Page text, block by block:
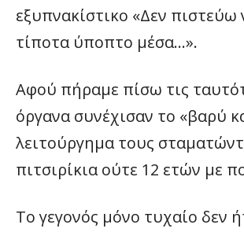
εξυπνακίστικο «Δεν πιστεύω
τίποτα ύποπτο μέσα…».
Αφού πήραμε πίσω τις
όργανα συνέχισαν το «βαρύ
λειτούργημα τους
πιτσιρίκια ούτε 12 ετών με
Το γεγονός μόνο τυχαίο δεν